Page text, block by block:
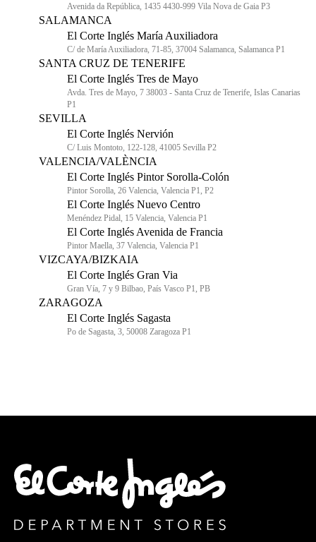
Avenida da República, 1435 4430-999 Vila Nova de Gaia P3
SALAMANCA
El Corte Inglés María Auxiliadora
C/ de María Auxiliadora, 71-85, 37004 Salamanca, Salamanca P1
SANTA CRUZ DE TENERIFE
El Corte Inglés Tres de Mayo
Avda. Tres de Mayo, 7 38003 - Santa Cruz de Tenerife, Islas Canarias
P1
SEVILLA
El Corte Inglés Nervión
C/ Luis Montoto, 122-128, 41005 Sevilla P2
VALENCIA/VALÈNCIA
El Corte Inglés Pintor Sorolla-Colón
Pintor Sorolla, 26 Valencia, Valencia P1, P2
El Corte Inglés Nuevo Centro
Menéndez Pidal, 15 Valencia, Valencia P1
El Corte Inglés Avenida de Francia
Pintor Maella, 37 Valencia, Valencia P1
VIZCAYA/BIZKAIA
El Corte Inglés Gran Via
Gran Vía, 7 y 9 Bilbao, País Vasco P1, PB
ZARAGOZA
El Corte Inglés Sagasta
Po de Sagasta, 3, 50008 Zaragoza P1